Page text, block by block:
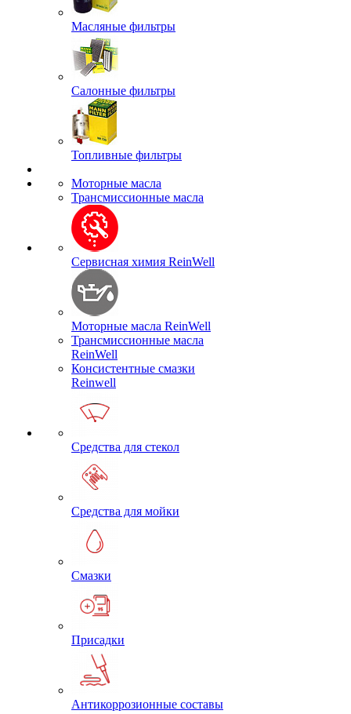
Масляные фильтры
Салонные фильтры
Топливные фильтры
Моторные масла
Трансмиссионные масла
Сервисная химия ReinWell
Моторные масла ReinWell
Трансмиссионные масла
ReinWell
Консистентные смазки
Reinwell
Средства для стекол
Средства для мойки
Смазки
Присадки
Антикоррозионные составы